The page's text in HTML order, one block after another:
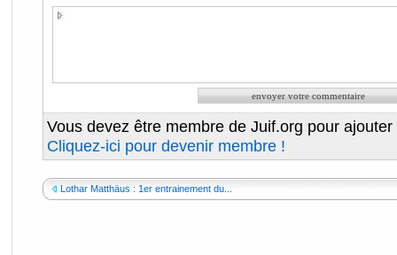
Vous devez être membre de Juif.org pour
Cliquez-ici pour devenir membre !
Lothar Matthäus : 1er entrainement du...